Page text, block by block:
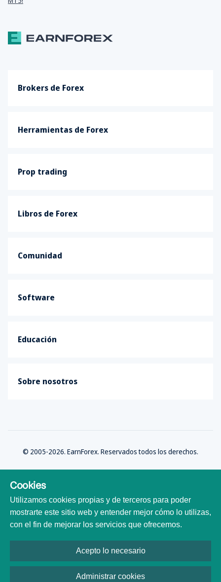
Brokers de Forex
Herramientas de Forex
Prop trading
Libros de Forex
Comunidad
Software
Educación
Sobre nosotros
© 2005-2026. EarnForex. Reservados todos los derechos.
Todas las marcas comerciales, logotipos y nombres de marca son
propiedad de sus respectivos dueños. Todos los nombres de empresas,
productos y servicios utilizados en este sitio web son solo para fines de
Desarrollado por
Cookies
Utilizamos cookies propias y de terceros para poder
mostrarte este sitio web y entender mejor cómo lo utilizas,
con el fin de mejorar los servicios que ofrecemos.
Acepto lo necesario
Administrar cookies